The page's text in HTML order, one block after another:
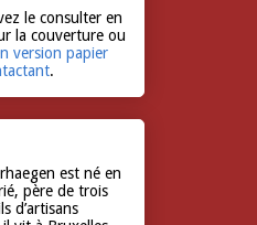
le consulter en
la couverture ou
version papier
.
est né en
père de trois
d’artisans